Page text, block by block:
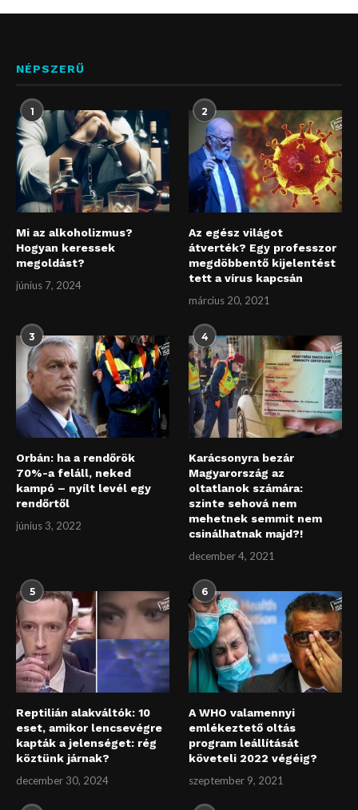
NÉPSZERŰ
1
Mi az alkoholizmus?
Hogyan keressek
megoldást?
június 7, 2024
2
Az egész világot
átverték? Egy professzor
megdöbbentő kijelentést
tett a vírus kapcsán
március 20, 2021
3
Orbán: ha a rendőrök
70%-a feláll, neked
kampó – nyílt levél egy
rendőrtől
június 3, 2022
4
Karácsonyra bezár
Magyarország az
oltatlanok számára:
szinte sehová nem
mehetnek semmit nem
csinálhatnak majd?!
december 4, 2021
5
Reptilián alakváltók: 10
eset, amikor lencsevégre
kapták a jelenséget: rég
köztünk járnak?
december 30, 2024
6
A WHO valamennyi
emlékeztető oltás
program leállítását
követeli 2022 végéig?
szeptember 9, 2021